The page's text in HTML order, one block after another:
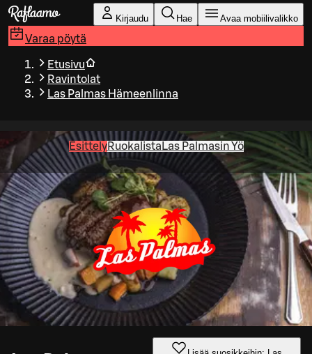
Siirry pääsisältöön
Kirjaudu Hae Avaa mobiilivalikko
Varaa pöytä
Etusivu
Ravintolat
Las Palmas Hämeenlinna
EsittelyRuokalista Las Palmasin Yö